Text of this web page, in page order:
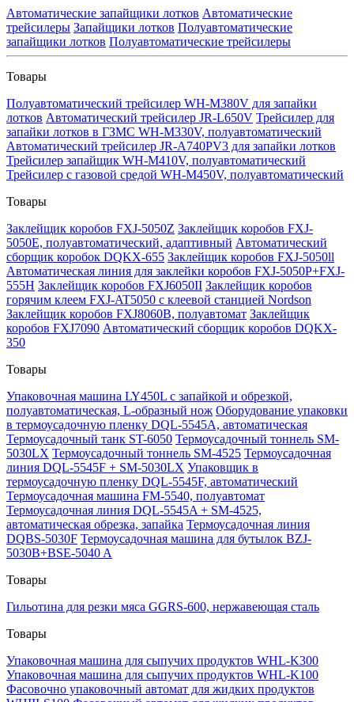
Автоматические запайщики лотков Автоматические
трейсилеры Запайщики лотков Полуавтоматические
запайщики лотков Полуавтоматические трейсилеры
Товары
Полуавтоматический трейсилер WH-M380V для запайки
лотков Автоматический трейсилер JR-L650V Трейсилер для
запайки лотков в ГЗМС WH-M330V, полуавтоматический
Автоматический трейсилер JR-A740PV3 для запайки лотков
Трейсилер запайщик WH-M410V, полуавтоматический
Трейсилер с газовой средой WH-M450V, полуавтоматический
Товары
Заклейщик коробов FXJ-5050Z Заклейщик коробов FXJ-
5050E, полуавтоматический, адаптивный Автоматический
сборщик коробок DQKX-655 Заклейщик коробов FXJ-5050ll
Автоматическая линия для заклейки коробов FXJ-5050P+FXJ-
555H Заклейщик коробов FXJ6050II Заклейщик коробов
горячим клеем FXJ-AT5050 с клеевой станцией Nordson
Заклейщик коробов FXJ8060B, полуавтомат Заклейщик
коробов FXJ7090 Автоматический сборщик коробов DQKX-
350
Товары
Упаковочная машина LY450L с запайкой и обрезкой,
полуавтоматическая, L-образный нож Оборудование упаковки
в термоусадочную пленку DQL-5545A, автоматическая
Термоусадочный танк ST-6050 Термоусадочный тоннель SM-
5030LX Термоусадочный тоннель SM-4525 Термоусадочная
линия DQL-5545F + SM-5030LX Упаковщик в
термоусадочную пленку DQL-5545F, автоматический
Термоусадочная машина FM-5540, полуавтомат
Термоусадочная линия DQL-5545A + SM-4525,
автоматическая обрезка, запайка Термоусадочная линия
DQBS-5030F Термоусадочная машина для бутылок BZJ-
5030B+BSE-5040 A
Товары
Гильотина для резки мяса GGRS-600, нержавеющая сталь
Товары
Упаковочная машина для сыпучих продуктов WHL-K300
Упаковочная машина для сыпучих продуктов WHL-K100
Фасовочно упаковочный автомат для жидких продуктов